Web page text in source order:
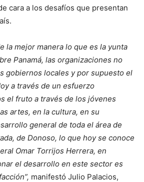
cara a los desafíos que presentan
la mejor manera lo que es la yunta
Panamá, las organizaciones no
gobiernos locales y por supuesto el
a través de un esfuerzo
el fruto a través de los jóvenes
artes, en la cultura, en su
general de toda el área de
de Donoso, lo que hoy se conoce
Omar Torrijos Herrera, en
el desarrollo en este sector es
manifestó Julio Palacios,